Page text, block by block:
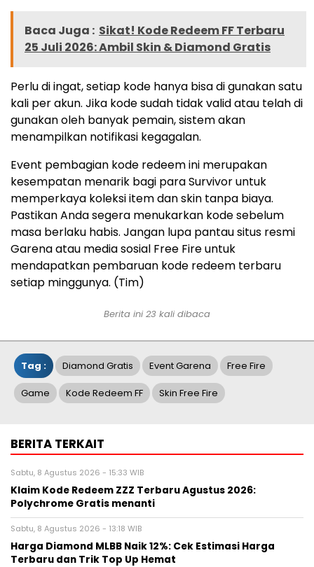
Baca Juga : Sikat! Kode Redeem FF Terbaru
25 Juli 2026: Ambil Skin & Diamond Gratis
Perlu di ingat, setiap kode hanya bisa di gunakan satu
kali per akun. Jika kode sudah tidak valid atau telah di
gunakan oleh banyak pemain, sistem akan
menampilkan notifikasi kegagalan.
Event pembagian kode redeem ini merupakan
kesempatan menarik bagi para Survivor untuk
memperkaya koleksi item dan skin tanpa biaya.
Pastikan Anda segera menukarkan kode sebelum
masa berlaku habis. Jangan lupa pantau situs resmi
Garena atau media sosial Free Fire untuk
mendapatkan pembaruan kode redeem terbaru
setiap minggunya. (Tim)
Berita ini 23 kali dibaca
Tag : Diamond Gratis Event Garena Free Fire
Game Kode Redeem FF Skin Free Fire
BERITA TERKAIT
Sabtu, 8 Agustus 2026 - 15:33 WIB
Klaim Kode Redeem ZZZ Terbaru Agustus 2026:
Polychrome Gratis menanti
Sabtu, 8 Agustus 2026 - 13:18 WIB
Harga Diamond MLBB Naik 12%: Cek Estimasi Harga
Terbaru dan Trik Top Up Hemat